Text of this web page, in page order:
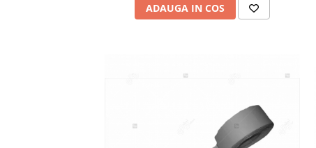
ADAUGA IN COS